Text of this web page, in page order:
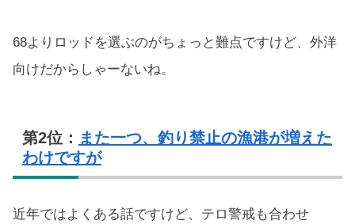
68よりロッドを選ぶのがちょっと難点ですけど、外洋
向けだからしゃーないね。
第2位： また一つ、釣り禁止の漁港が増えた
わけですが
近年ではよくある話ですけど、テロ警戒も合わせ